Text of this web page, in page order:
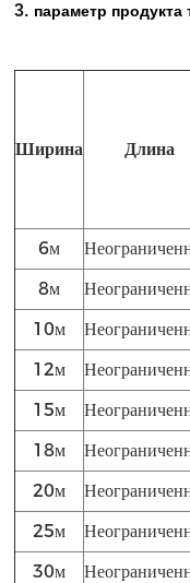
3. параметр
Ширина Длина
6м
8м
10м
12м
15м
18м
20м
25м
30м